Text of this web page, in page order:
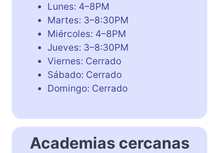
Lunes: 4–8PM
Martes: 3–8:30PM
Miércoles: 4–8PM
Jueves: 3–8:30PM
Viernes: Cerrado
Sábado: Cerrado
Domingo: Cerrado
Academias cercanas